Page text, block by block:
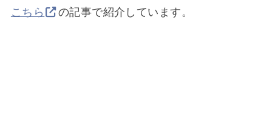
こちら の記事で紹介しています。